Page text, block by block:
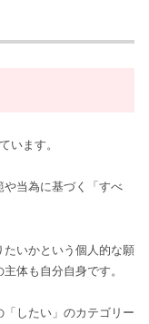
います。
当為に基づく「すべ
たいかという個人的な願
体も自分自身です。
「したい」のカテゴリー